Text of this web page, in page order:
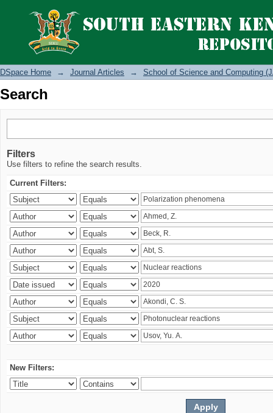
Search
DSpace Home → Journal Articles → School of Science and Computing
Search
Filters
Use filters to refine the search results.
Current Filters:
New Filters: